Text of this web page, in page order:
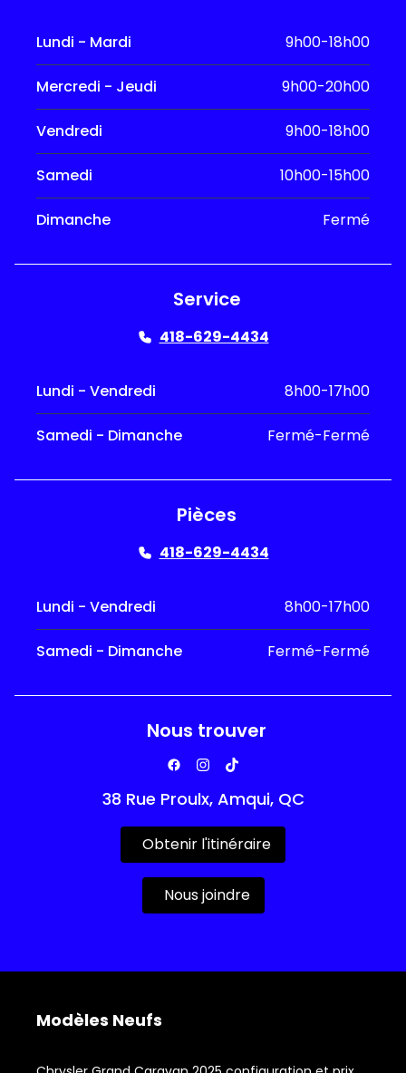
Lundi - Mardi 9h00-18h00
Mercredi - Jeudi 9h00-20h00
Vendredi 9h00-18h00
Samedi 10h00-15h00
Dimanche Fermé
Service
418-629-4434
Lundi - Vendredi 8h00-17h00
Samedi - Dimanche Fermé-Fermé
Pièces
418-629-4434
Lundi - Vendredi 8h00-17h00
Samedi - Dimanche Fermé-Fermé
Nous trouver
38 Rue Proulx, Amqui, QC
Obtenir l'itinéraire
Nous joindre
Modèles Neufs